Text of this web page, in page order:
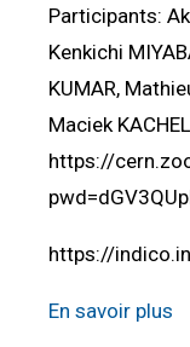
Participants:
Kenkichi
KUMAR,
Maciek
https://
https://
En savoir plus